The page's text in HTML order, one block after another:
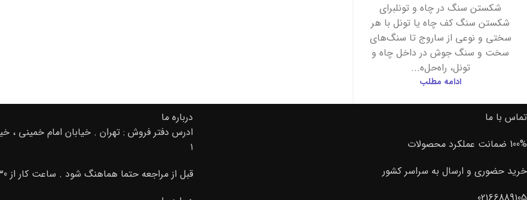
شکستن سنگ در چاه و تونلبرای
شکستن سنگ کف چاه یا تونل با هر
سختی و نوعی از ساروج تا سنگ‌های
سخت و سنگ جوش در داخل چاه و
تونل، راه‌حل‌ه...
ادامه مطلب
تماس با ما
100% ضمانت عملکرد محصولات
خرید حضوری و ارسال به سراسر کشور
درباره ما
۱
قبل از مراجعه حتما هماهنگ شود . ساعت کار از 9:30 صبح تا 20 02166889105-09195000156